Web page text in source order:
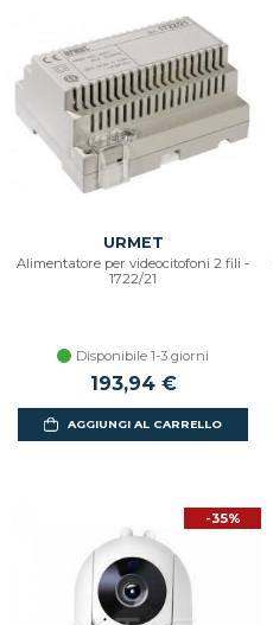
URMET
Alimentatore per videocitofoni 2 fili -
1722/21
Disponibile 1-3 giorni
193,94 €
AGGIUNGI AL CARRELLO
-35%